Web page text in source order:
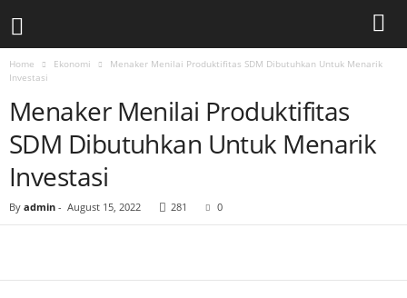
Home Ekonomi
Menaker Menilai Produktifitas SDM Dibutuhkan Untuk Menarik
Investasi
Menaker Menilai Produktifitas
SDM Dibutuhkan Untuk Menarik
Investasi
By admin - August 15, 2022 281 0